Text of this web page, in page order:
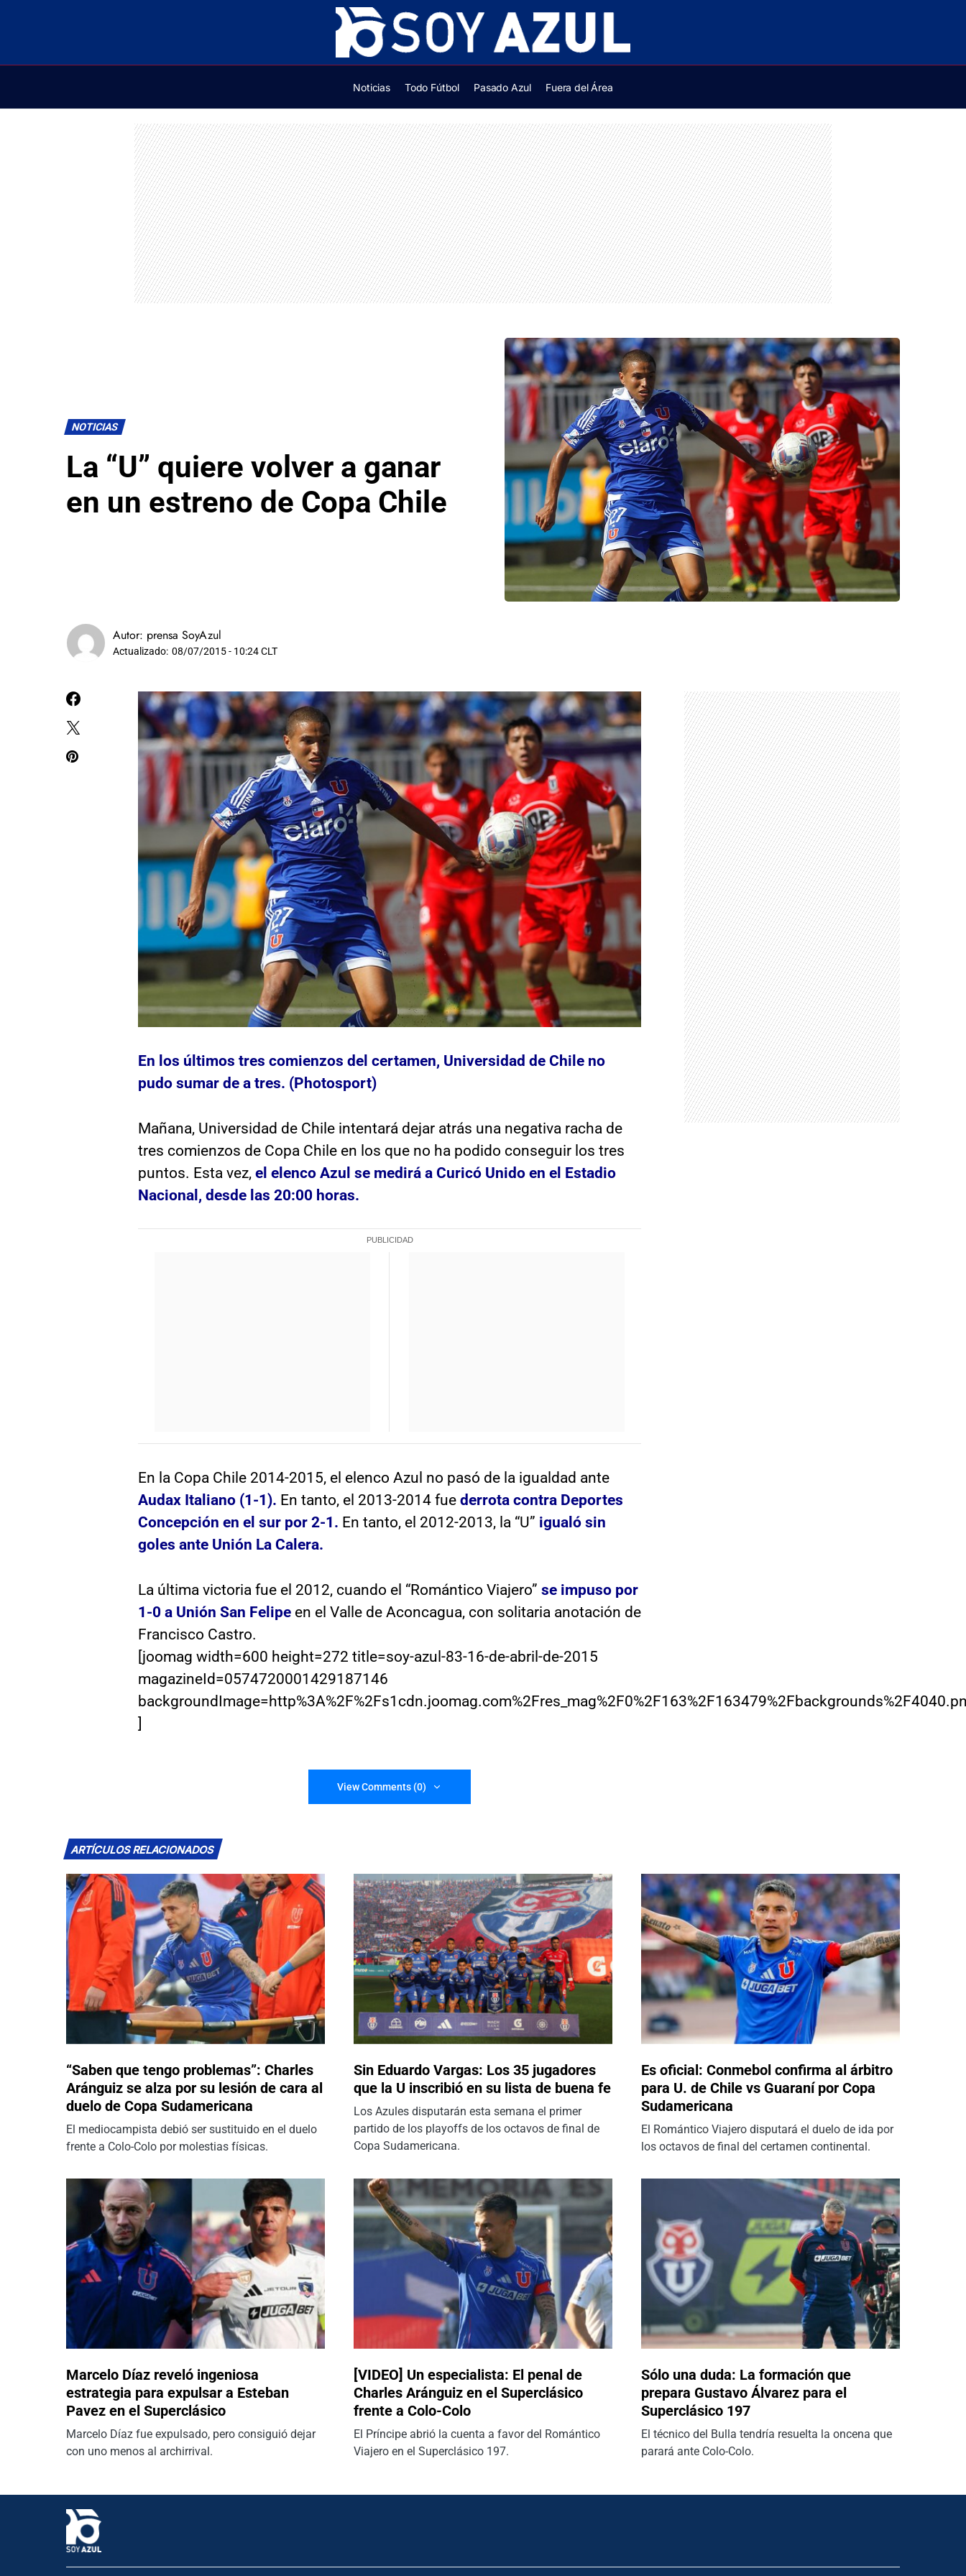
Noticias Todo Fútbol Pasado Azul Fuera del Área
NOTICIAS
La “U” quiere volver a ganar
en un estreno de Copa Chile
Autor: prensa SoyAzul
Actualizado: 08/07/2015 - 10:24 CLT
En los últimos tres comienzos del certamen, Universidad de Chile no
pudo sumar de a tres. (Photosport)
Mañana, Universidad de Chile intentará dejar atrás una negativa racha de
tres comienzos de Copa Chile en los que no ha podido conseguir los tres
puntos. Esta vez, el elenco Azul se medirá a Curicó Unido en el Estadio
Nacional, desde las 20:00 horas.
En la Copa Chile 2014-2015, el elenco Azul no pasó de la igualdad ante
Audax Italiano (1-1). En tanto, el 2013-2014 fue derrota contra Deportes
Concepción en el sur por 2-1. En tanto, el 2012-2013, la “U” igualó sin
goles ante Unión La Calera.
La última victoria fue el 2012, cuando el “Romántico Viajero” se impuso por
1-0 a Unión San Felipe en el Valle de Aconcagua, con solitaria anotación de
Francisco Castro.
[joomag width=600 height=272 title=soy-azul-83-16-de-abril-de-2015
magazineId=0574720001429187146
]
View Comments (0)
ARTÍCULOS RELACIONADOS
“Saben que tengo problemas”: Charles
Aránguiz se alza por su lesión de cara al
duelo de Copa Sudamericana
El mediocampista debió ser sustituido en el duelo
frente a Colo-Colo por molestias físicas.
Sin Eduardo Vargas: Los 35 jugadores
que la U inscribió en su lista de buena fe
Los Azules disputarán esta semana el primer
partido de los playoffs de los octavos de final de
Copa Sudamericana.
Es oficial: Conmebol confirma al árbitro
para U. de Chile vs Guaraní por Copa
Sudamericana
El Romántico Viajero disputará el duelo de ida por
los octavos de final del certamen continental.
Marcelo Díaz reveló ingeniosa
estrategia para expulsar a Esteban
Pavez en el Superclásico
Marcelo Díaz fue expulsado, pero consiguió dejar
con uno menos al archirrival.
[VIDEO] Un especialista: El penal de
Charles Aránguiz en el Superclásico
frente a Colo-Colo
El Príncipe abrió la cuenta a favor del Romántico
Viajero en el Superclásico 197.
Sólo una duda: La formación que
prepara Gustavo Álvarez para el
Superclásico 197
El técnico del Bulla tendría resuelta la oncena que
parará ante Colo-Colo.